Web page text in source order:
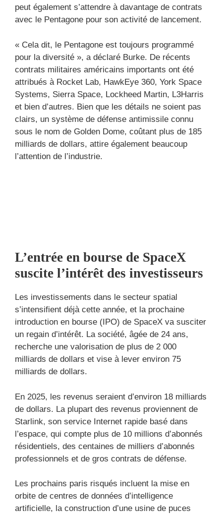
peut également s’attendre à davantage de contrats
avec le Pentagone pour son activité de lancement.
« Cela dit, le Pentagone est toujours programmé
pour la diversité », a déclaré Burke. De récents
contrats militaires américains importants ont été
attribués à Rocket Lab, HawkEye 360, York Space
Systems, Sierra Space, Lockheed Martin, L3Harris
et bien d’autres. Bien que les détails ne soient pas
clairs, un système de défense antimissile connu
sous le nom de Golden Dome, coûtant plus de 185
milliards de dollars, attire également beaucoup
l’attention de l’industrie.
L’entrée en bourse de SpaceX
suscite l’intérêt des investisseurs
Les investissements dans le secteur spatial
s’intensifient déjà cette année, et la prochaine
introduction en bourse (IPO) de SpaceX va susciter
un regain d’intérêt. La société, âgée de 24 ans,
recherche une valorisation de plus de 2 000
milliards de dollars et vise à lever environ 75
milliards de dollars.
En 2025, les revenus seraient d’environ 18 milliards
de dollars. La plupart des revenus proviennent de
Starlink, son service Internet rapide basé dans
l’espace, qui compte plus de 10 millions d’abonnés
résidentiels, des centaines de milliers d’abonnés
professionnels et de gros contrats de défense.
Les prochains paris risqués incluent la mise en
orbite de centres de données d’intelligence
artificielle, la construction d’une usine de puces